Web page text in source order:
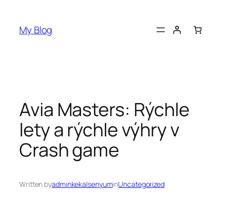
content
My Blog
Avia Masters: Rýchle
lety a rýchle výhry v
Crash game
Written byadminkekalsenyuminUncategorized